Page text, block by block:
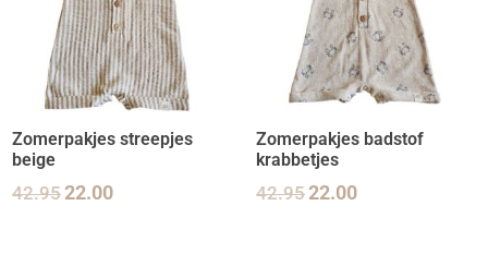
Zomerpakjes streepjes
beige
42.9522.00
Zomerpakjes badstof
krabbetjes
42.9522.00